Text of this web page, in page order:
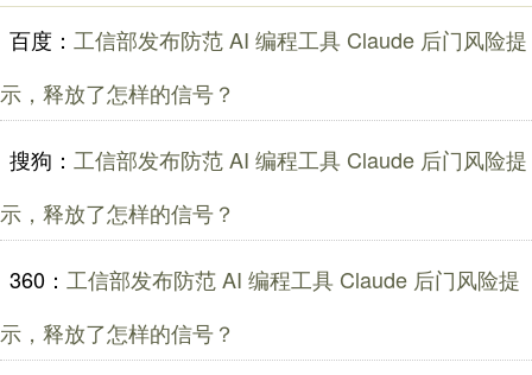
百度： 工信部发布防范 AI 编程工具 Claude 后门风险提
示，释放了怎样的信号？
搜狗： 工信部发布防范 AI 编程工具 Claude 后门风险提
示，释放了怎样的信号？
360： 工信部发布防范 AI 编程工具 Claude 后门风险提
示，释放了怎样的信号？